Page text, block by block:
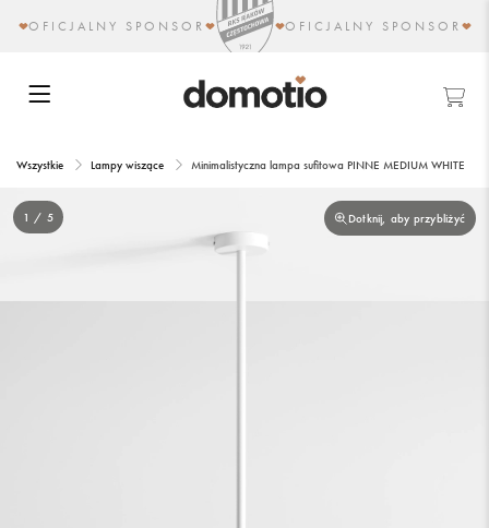
OFICJALNY SPONSOR OFICJALNY SPONSOR
Wszystkie Lampy wiszące Minimalistyczna lampa sufitowa PINNE MEDIUM WHITE
Dotknij, aby przybliżyć
1 / 5